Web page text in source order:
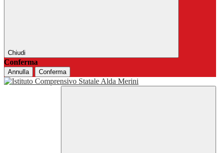
Chiudi
Conferma
Annulla Conferma